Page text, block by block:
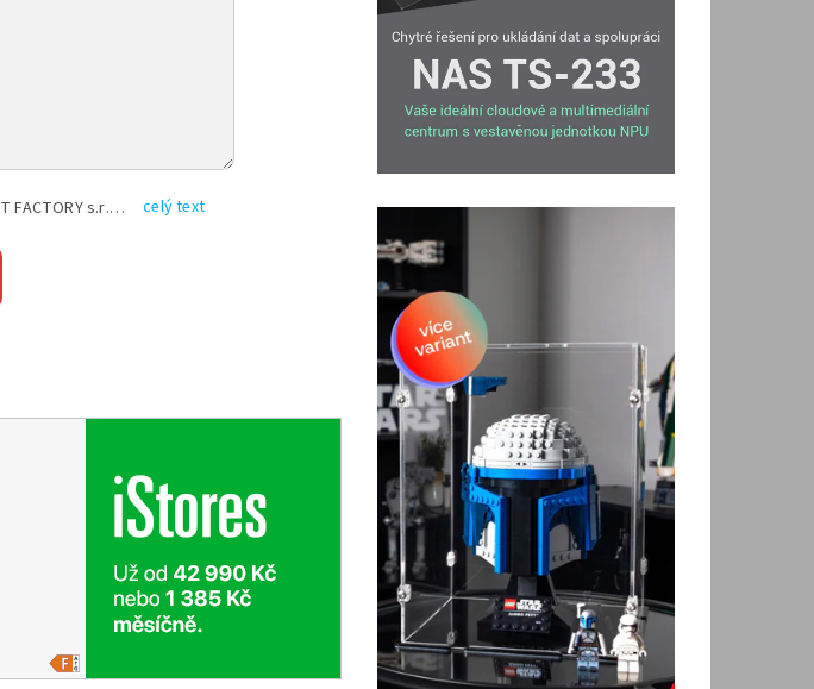
Vyplněním shora uvedených údajů beru na vědomí, že společnost TEXT FACTORY s.r.o., sídlem Brno, Durďákova 336/29, Černá Pole, PSČ: 613 00, IČ: 06157831, zapsané u Krajského soudu v Brně, oddíl C, vložka 100399, bude zpracovávat mé osobní údaje uvedené v rámci mnou vyplněného registračního formuláře na základě oprávněných zájmů TEXT FACTORY s.r.o. dle čl. 6 odst. 1 písm. f) GDPR a pro splnění právních povinností (čl. 6 odst. 1 písm. c) GDPR), a to pro tyto účely: nezbytnost zajistit oprávnění návštěvníka webových stránek provozovaných společností TEXT FACTORY s.r.o. přispívat aktivně ke zveřejněným článkům nebo v rámci diskusních fór a výkon práv TEXT FACTORY s.r.o. jako administrátora těchto diskusních fór. Více informací o zpracování osobních údajů a právech lze nalézt v celý text